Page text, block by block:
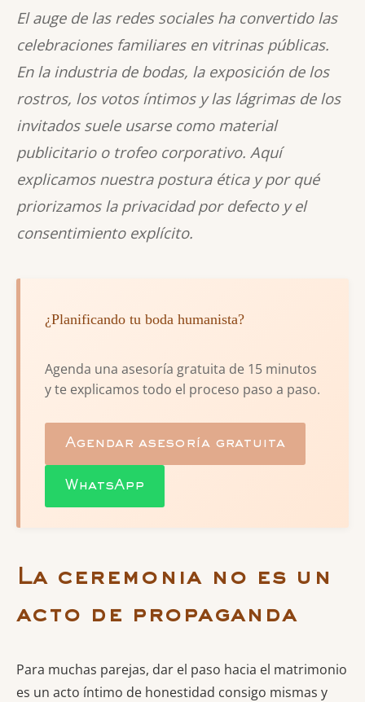
El auge de las redes sociales ha convertido las
celebraciones familiares en vitrinas públicas.
En la industria de bodas, la exposición de los
rostros, los votos íntimos y las lágrimas de los
invitados suele usarse como material
publicitario o trofeo corporativo. Aquí
explicamos nuestra postura ética y por qué
priorizamos la privacidad por defecto y el
consentimiento explícito.
¿Planificando tu boda humanista?
Agenda una asesoría gratuita de 15 minutos
y te explicamos todo el proceso paso a paso.
Agendar asesoría gratuita
WhatsApp
La ceremonia no es un
acto de propaganda
Para muchas parejas, dar el paso hacia el matrimonio
es un acto íntimo de honestidad consigo mismas y